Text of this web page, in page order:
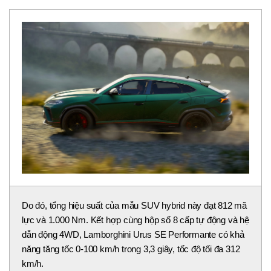
Lamborghini Urus SE Performante vẫn được trang bị động
cơ V8 twin-turbo 4.0L, công suất 620 mã lực và mô-men
xoắn 800 Nm. Động cơ điện đặt trước hộp số có công suất
192 mã lực và mô-men xoắn 483 Nm.